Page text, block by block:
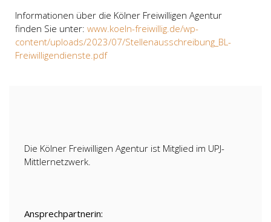
Informationen über die Kölner Freiwilligen Agentur
finden Sie unter: www.koeln-freiwillig.de/wp-
content/uploads/2023/07/Stellenausschreibung_BL-
Freiwilligendienste.pdf
Die Kölner Freiwilligen Agentur ist Mitglied im UPJ-
Mittlernetzwerk.
Ansprechpartnerin: